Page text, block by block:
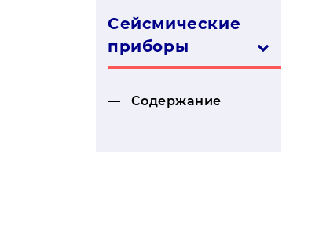
Сейсмические
приборы
Содержание